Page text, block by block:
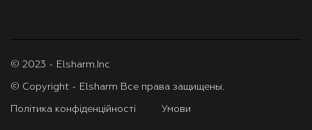
© 2023 - Elsharm.Inc
© Copyright - Elsharm Все права защищены.
Політика конфіденційності Умови